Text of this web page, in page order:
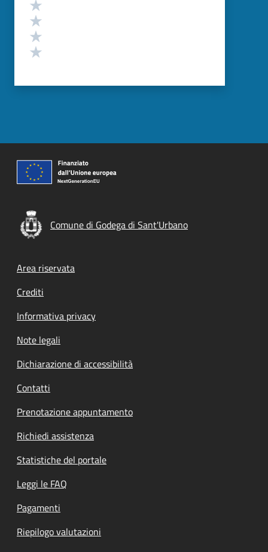
Comune di Godega di Sant'Urbano
Footer menu
Area riservata
Crediti
Informativa privacy
Note legali
Dichiarazione di accessibilità
Contatti
Prenotazione appuntamento
Richiedi assistenza
Statistiche del portale
Leggi le FAQ
Pagamenti
Riepilogo valutazioni